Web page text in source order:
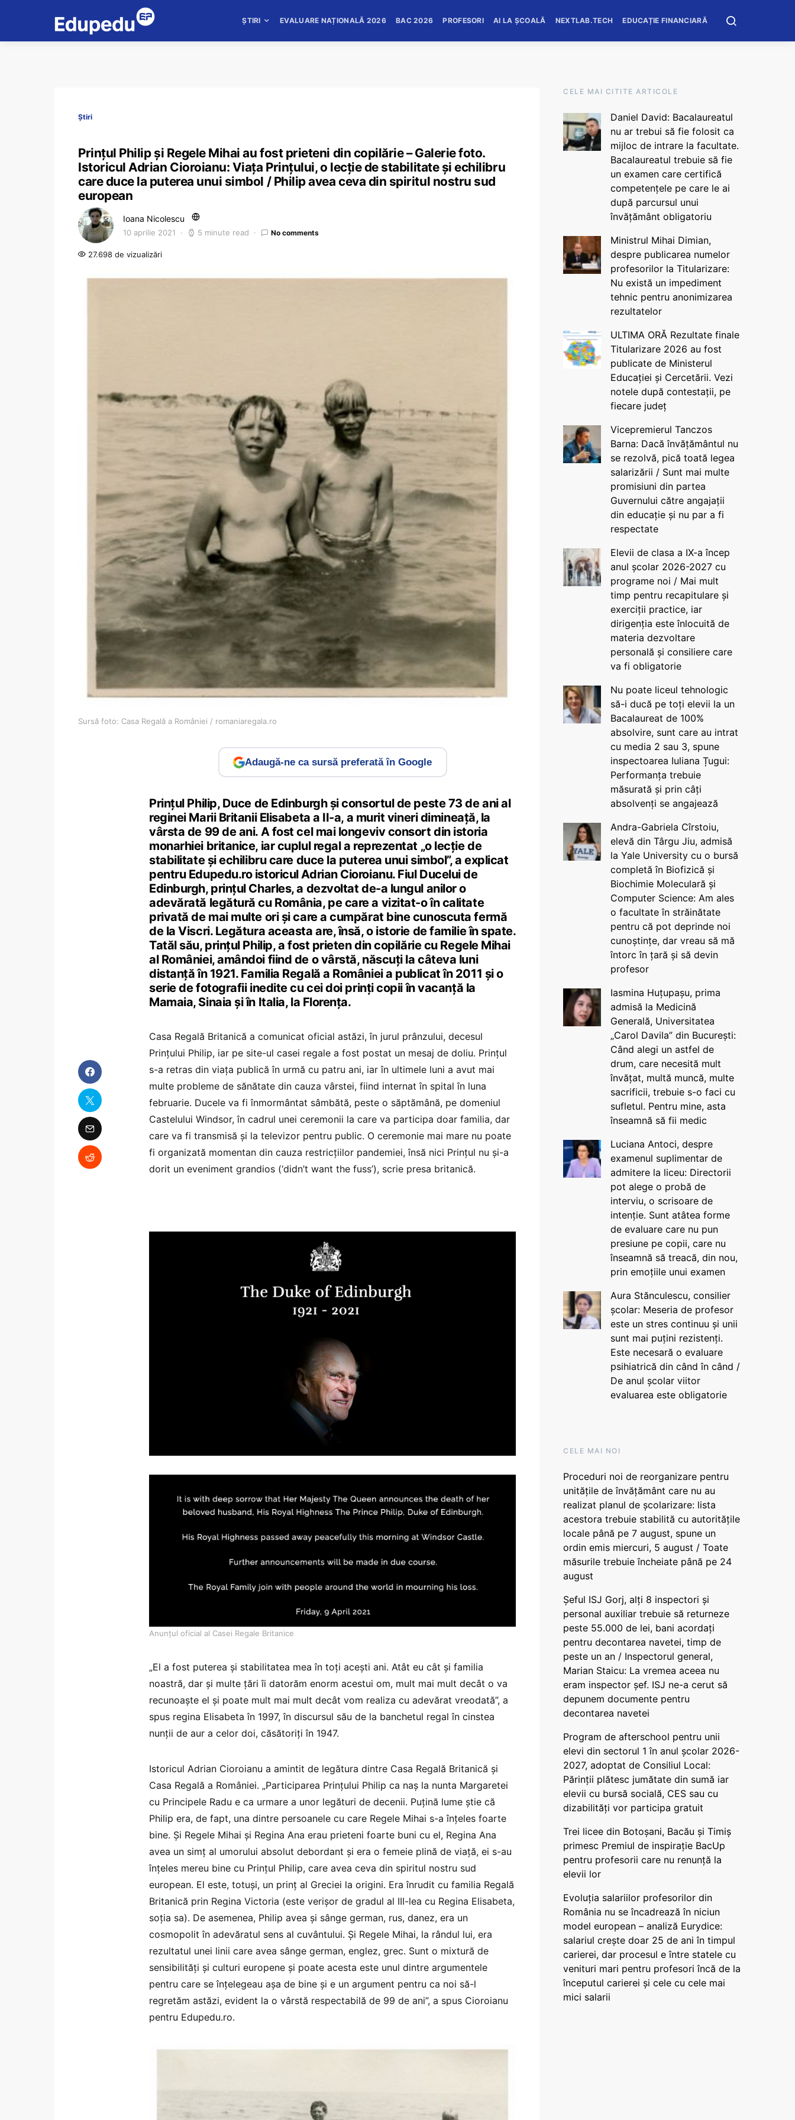
ȘTIRI EVALUARE NAȚIONALĂ 2026 BAC 2026 PROFESORI AI LA ȘCOALĂ NEXTLAB.TECH EDUCAȚIE FINANCIARĂ
Știri
Prințul Philip și Regele Mihai au fost prieteni din copilărie – Galerie foto.
Istoricul Adrian Cioroianu: Viața Prințului, o lecție de stabilitate și echilibru
care duce la puterea unui simbol / Philip avea ceva din spiritul nostru sud
european
Ioana Nicolescu
10 aprilie 2021 5 minute read No comments
27.698 de vizualizări
Sursă foto: Casa Regală a României / romaniaregala.ro
Adaugă-ne ca sursă preferată în Google
Prințul Philip, Duce de Edinburgh și consortul de peste 73 de ani al
reginei Marii Britanii Elisabeta a II-a, a murit vineri dimineață, la
vârsta de 99 de ani. A fost cel mai longeviv consort din istoria
monarhiei britanice, iar cuplul regal a reprezentat „o lecție de
stabilitate și echilibru care duce la puterea unui simbol”, a explicat
pentru Edupedu.ro istoricul Adrian Cioroianu. Fiul Ducelui de
Edinburgh, prințul Charles, a dezvoltat de-a lungul anilor o
adevărată legătură cu România, pe care a vizitat-o în calitate
privată de mai multe ori și care a cumpărat bine cunoscuta fermă
de la Viscri. Legătura aceasta are, însă, o istorie de familie în spate.
Tatăl său, prințul Philip, a fost prieten din copilărie cu Regele Mihai
al României, amândoi fiind de o vârstă, născuți la câteva luni
distanță în 1921. Familia Regală a României a publicat în 2011 și o
serie de fotografii inedite cu cei doi prinți copii în vacanță la
Mamaia, Sinaia și în Italia, la Florența.
Casa Regală Britanică a comunicat oficial astăzi, în jurul prânzului, decesul
Prințului Philip, iar pe site-ul casei regale a fost postat un mesaj de doliu. Prințul
s-a retras din viața publică în urmă cu patru ani, iar în ultimele luni a avut mai
multe probleme de sănătate din cauza vârstei, fiind internat în spital în luna
februarie. Ducele va fi înmormântat sâmbătă, peste o săptămână, pe domeniul
Castelului Windsor, în cadrul unei ceremonii la care va participa doar familia, dar
care va fi transmisă și la televizor pentru public. O ceremonie mai mare nu poate
fi organizată momentan din cauza restricțiilor pandemiei, însă nici Prințul nu și-a
dorit un eveniment grandios (‘didn’t want the fuss’), scrie presa britanică.
Anunțul oficial al Casei Regale Britanice
„El a fost puterea și stabilitatea mea în toți acești ani. Atât eu cât și familia
noastră, dar și multe țări îi datorăm enorm acestui om, mult mai mult decât o va
recunoaște el și poate mult mai mult decât vom realiza cu adevărat vreodată”, a
spus regina Elisabeta în 1997, în discursul său de la banchetul regal în cinstea
nunții de aur a celor doi, căsătoriți în 1947.
Istoricul Adrian Cioroianu a amintit de legătura dintre Casa Regală Britanică și
Casa Regală a României. „Participarea Prințului Philip ca naș la nunta Margaretei
cu Principele Radu e ca urmare a unor legături de decenii. Puțină lume știe că
Philip era, de fapt, una dintre persoanele cu care Regele Mihai s-a înțeles foarte
bine. Și Regele Mihai și Regina Ana erau prieteni foarte buni cu el, Regina Ana
avea un simț al umorului absolut debordant și era o femeie plină de viață, ei s-au
înțeles mereu bine cu Prințul Philip, care avea ceva din spiritul nostru sud
european. El este, totuși, un prinț al Greciei la origini. Era înrudit cu familia Regală
Britanică prin Regina Victoria (este verișor de gradul al III-lea cu Regina Elisabeta,
soția sa). De asemenea, Philip avea și sânge german, rus, danez, era un
cosmopolit în adevăratul sens al cuvântului. Și Regele Mihai, la rândul lui, era
rezultatul unei linii care avea sânge german, englez, grec. Sunt o mixtură de
sensibilități și culturi europene și poate acesta este unul dintre argumentele
pentru care se înțelegeau așa de bine și e un argument pentru ca noi să-l
regretăm astăzi, evident la o vârstă respectabilă de 99 de ani”, a spus Cioroianu
pentru Edupedu.ro.
CELE MAI CITITE ARTICOLE
Daniel David: Bacalaureatul
nu ar trebui să fie folosit ca
mijloc de intrare la facultate.
Bacalaureatul trebuie să fie
un examen care certifică
competențele pe care le ai
după parcursul unui
învățământ obligatoriu
Ministrul Mihai Dimian,
despre publicarea numelor
profesorilor la Titularizare:
Nu există un impediment
tehnic pentru anonimizarea
rezultatelor
ULTIMA ORĂ Rezultate finale
Titularizare 2026 au fost
publicate de Ministerul
Educației și Cercetării. Vezi
notele după contestații, pe
fiecare județ
Vicepremierul Tanczos
Barna: Dacă învățământul nu
se rezolvă, pică toată legea
salarizării / Sunt mai multe
promisiuni din partea
Guvernului către angajații
din educație și nu par a fi
respectate
Elevii de clasa a IX-a încep
anul școlar 2026-2027 cu
programe noi / Mai mult
timp pentru recapitulare și
exerciții practice, iar
dirigenția este înlocuită de
materia dezvoltare
personală și consiliere care
va fi obligatorie
Nu poate liceul tehnologic
să-i ducă pe toți elevii la un
Bacalaureat de 100%
absolvire, sunt care au intrat
cu media 2 sau 3, spune
inspectoarea Iuliana Țugui:
Performanța trebuie
măsurată și prin câți
absolvenți se angajează
Andra-Gabriela Cîrstoiu,
elevă din Târgu Jiu, admisă
la Yale University cu o bursă
completă în Biofizică și
Biochimie Moleculară și
Computer Science: Am ales
o facultate în străinătate
pentru că pot deprinde noi
cunoștințe, dar vreau să mă
întorc în țară și să devin
profesor
Iasmina Huțupașu, prima
admisă la Medicină
Generală, Universitatea
„Carol Davila” din București:
Când alegi un astfel de
drum, care necesită mult
învățat, multă muncă, multe
sacrificii, trebuie s-o faci cu
sufletul. Pentru mine, asta
înseamnă să fii medic
Luciana Antoci, despre
examenul suplimentar de
admitere la liceu: Directorii
pot alege o probă de
interviu, o scrisoare de
intenție. Sunt atâtea forme
de evaluare care nu pun
presiune pe copii, care nu
înseamnă să treacă, din nou,
prin emoțiile unui examen
Aura Stănculescu, consilier
școlar: Meseria de profesor
este un stres continuu și unii
sunt mai puțini rezistenți.
Este necesară o evaluare
psihiatrică din când în când /
De anul școlar viitor
evaluarea este obligatorie
CELE MAI NOI
Proceduri noi de reorganizare pentru
unitățile de învățământ care nu au
realizat planul de școlarizare: lista
acestora trebuie stabilită cu autoritățile
locale până pe 7 august, spune un
ordin emis miercuri, 5 august / Toate
măsurile trebuie încheiate până pe 24
august
Șeful ISJ Gorj, alți 8 inspectori și
personal auxiliar trebuie să returneze
peste 55.000 de lei, bani acordați
pentru decontarea navetei, timp de
peste un an / Inspectorul general,
Marian Staicu: La vremea aceea nu
eram inspector șef. ISJ ne-a cerut să
depunem documente pentru
decontarea navetei
Program de afterschool pentru unii
elevi din sectorul 1 în anul școlar 2026-
2027, adoptat de Consiliul Local:
Părinții plătesc jumătate din sumă iar
elevii cu bursă socială, CES sau cu
dizabilităţi vor participa gratuit
Trei licee din Botoșani, Bacău și Timiș
primesc Premiul de inspirație BacUp
pentru profesorii care nu renunță la
elevii lor
Evoluția salariilor profesorilor din
România nu se încadrează în niciun
model european – analiză Eurydice:
salariul crește doar 25 de ani în timpul
carierei, dar procesul e între statele cu
venituri mari pentru profesori încă de la
începutul carierei și cele cu cele mai
mici salarii